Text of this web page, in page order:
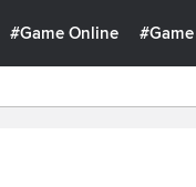
#Game Online